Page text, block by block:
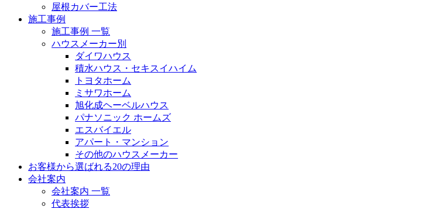
屋根カバー工法
施工事例
施工事例 一覧
ハウスメーカー別
ダイワハウス
積水ハウス・セキスイハイム
トヨタホーム
ミサワホーム
旭化成ヘーベルハウス
パナソニック ホームズ
エスバイエル
アパート・マンション
その他のハウスメーカー
お客様から選ばれる20の理由
会社案内
会社案内 一覧
代表挨拶